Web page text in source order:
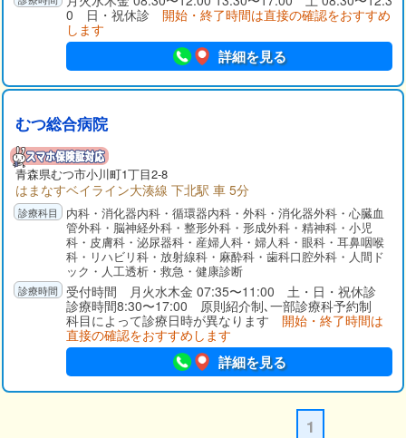
0 日・祝休診 開始・終了時間は直接の確認をおすすめ
します
詳細を見る
むつ総合病院
青森県むつ市小川町1丁目2-8
はまなすベイライン大湊線 下北駅 車 5分
内科・消化器内科・循環器内科・外科・消化器外科・心臓血
管外科・脳神経外科・整形外科・形成外科・精神科・小児
科・皮膚科・泌尿器科・産婦人科・婦人科・眼科・耳鼻咽喉
科・リハビリ科・放射線科・麻酔科・歯科口腔外科・人間ド
ック・人工透析・救急・健康診断
受付時間 月火水木金 07:35〜11:00 土・日・祝休診
診療時間8:30〜17:00 原則紹介制､一部診療科予約制
科目によって診療日時が異なります 開始・終了時間は
直接の確認をおすすめします
詳細を見る
1